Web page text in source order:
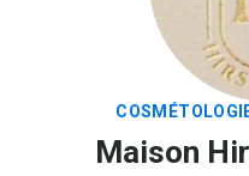
Maison